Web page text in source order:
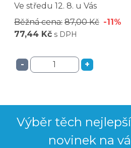
Ve středu 12. 8. u Vás
Běžná cena: 87,00 Kč -11%
77,44 Kč s DPH
- +
Výběr těch
novinek na